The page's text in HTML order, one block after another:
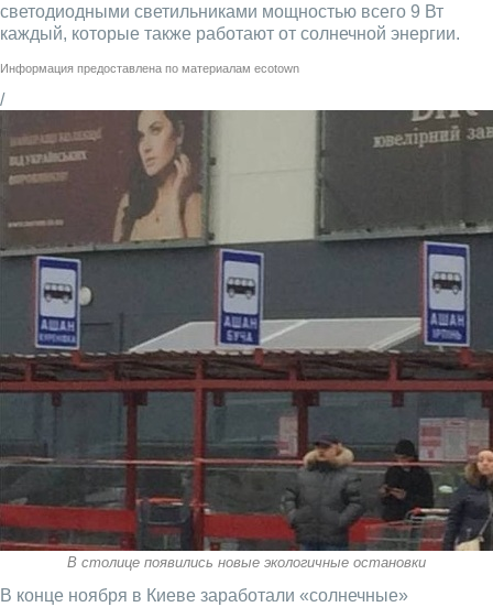
светодиодными светильниками мощностью всего 9 Вт
каждый, которые также работают от солнечной энергии.
Информация предоставлена по материалам ecotown
/
В столице появились новые экологичные остановки
В конце ноября в Киеве заработали «солнечные»